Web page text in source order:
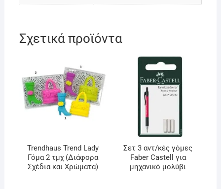
Σχετικά προϊόντα
Trendhaus Trend Lady
Γόμα 2 τμχ (Διάφορα
Σχέδια και Χρώματα)
Σετ 3 αντ/κές γόμες
Faber Castell για
μηχανικό μολύβι